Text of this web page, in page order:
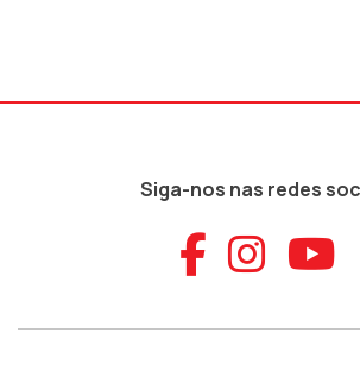
Siga-nos nas redes
Aceder